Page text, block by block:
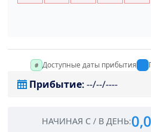
Доступные даты прибытия
Прибытие:--/--/----
НАЧИНАЯ С/ В ДЕНЬ: